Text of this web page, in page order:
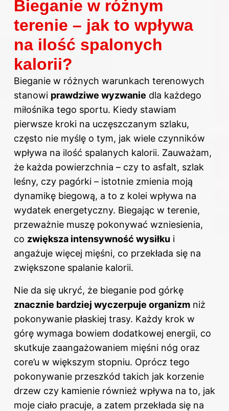
Bieganie w różnym
terenie – jak to wpływa
na ilość spalonych
kalorii?
Bieganie w różnych warunkach terenowych
stanowi prawdziwe wyzwanie dla każdego
miłośnika tego sportu. Kiedy stawiam
pierwsze kroki na uczęszczanym szlaku,
często nie myślę o tym, jak wiele czynników
wpływa na ilość spalanych kalorii. Zauważam,
że każda powierzchnia – czy to asfalt, szlak
leśny, czy pagórki – istotnie zmienia moją
dynamikę biegową, a to z kolei wpływa na
wydatek energetyczny. Biegając w terenie,
przeważnie muszę pokonywać wzniesienia,
co zwiększa intensywność wysiłku i
angażuje więcej mięśni, co przekłada się na
zwiększone spalanie kalorii.
Nie da się ukryć, że bieganie pod górkę
znacznie bardziej wyczerpuje organizm niż
pokonywanie płaskiej trasy. Każdy krok w
górę wymaga bowiem dodatkowej energii, co
skutkuje zaangażowaniem mięśni nóg oraz
core’u w większym stopniu. Oprócz tego
pokonywanie przeszkód takich jak korzenie
drzew czy kamienie również wpływa na to, jak
moje ciało pracuje, a zatem przekłada się na